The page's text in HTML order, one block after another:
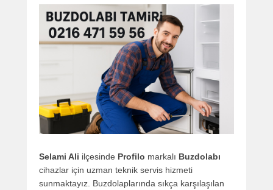
Selami Ali ilçesinde Profilo markalı Buzdolabı
cihazlar için uzman teknik servis hizmeti
sunmaktayız. Buzdolaplarında sıkça karşılaşılan